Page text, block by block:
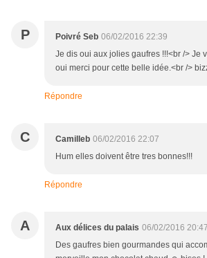
P Poivré Seb 06/02/2016 22:39
Je dis oui aux jolies gaufres !!!<br /> Je
oui merci pour cette belle idée.<br />
Répondre
C Camilleb 06/02/2016 22:07
Hum elles doivent être tres bonnes!!!
Répondre
A Aux délices du palais 06/02/2016 20:47
Des gaufres bien gourmandes qui